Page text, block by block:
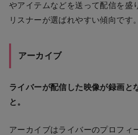
やアイテムなどを送って配信を盛
リスナーが選ばれやすい傾向です。
アーカイブ
ライバーが配信した映像が録画と
と。
アーカイブはライバーのプロフィ